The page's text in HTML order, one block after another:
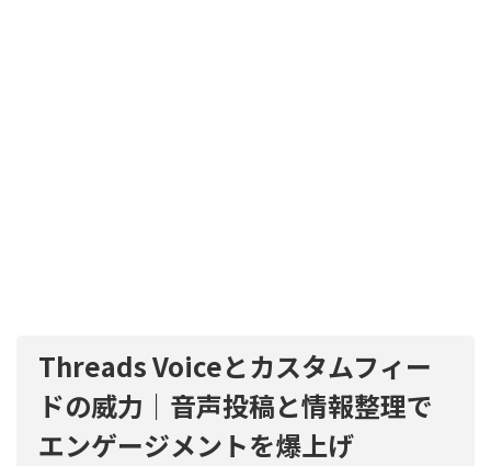
Threads Voiceとカスタムフィー
ドの威力｜音声投稿と情報整理で
エンゲージメントを爆上げ